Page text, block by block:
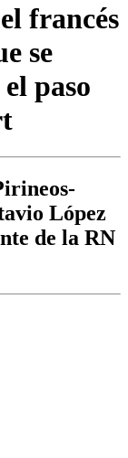
francés
se
paso
López
de la RN